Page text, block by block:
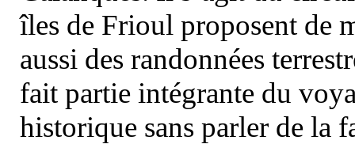
îles de Frioul proposent de
aussi des randonnées
fait partie intégrante du
historique sans parler de la